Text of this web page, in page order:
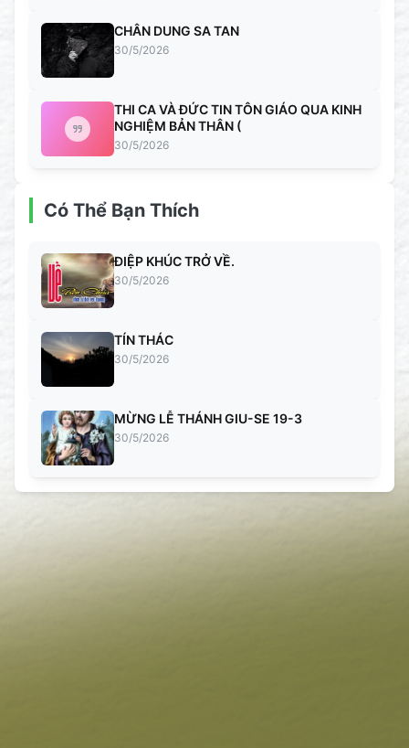
CHÂN DUNG SA TAN
30/5/2026
THI CA VÀ ĐỨC TIN TÔN GIÁO QUA KINH
NGHIỆM BẢN THÂN (
30/5/2026
Có Thể Bạn Thích
ĐIỆP KHÚC TRỞ VỀ.
30/5/2026
TÍN THÁC
30/5/2026
MỪNG LỄ THÁNH GIU-SE 19-3
30/5/2026